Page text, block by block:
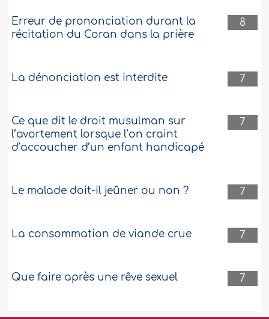
8
Erreur de prononciation durant la
récitation du Coran dans la prière
7
La dénonciation est interdite
7
Ce que dit le droit musulman sur
l’avortement lorsque l’on craint
d’accoucher d’un enfant handicapé
7
Le malade doit-il jeûner ou non ?
7
La consommation de viande crue
7
Que faire après une rêve sexuel